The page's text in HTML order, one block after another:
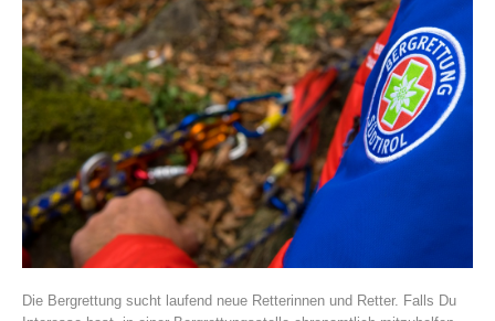
Die Bergrettung sucht laufend neue Retterinnen und Retter. Falls Du